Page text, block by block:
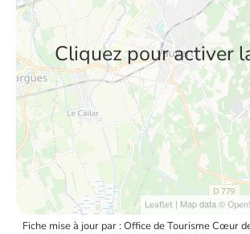
Cliquez pour activer
Leaflet | Map data ©
Fiche mise à jour par : Office de Tourisme Cœur